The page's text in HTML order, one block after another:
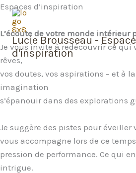
Aller
contenu
Lucie Brousseau -
d'inspiration
Espaces d’inspiration
L’écoute de votre monde intérieur
Je vous invite à redécouvrir ce qui
rêves,
vos doutes, vos aspirations – et à
imagination
s’épanouir dans des explorations
Je suggère des pistes pour
vous accompagne lors de ce
pression de performance. Ce qui
intrigue.